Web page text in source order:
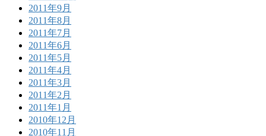
2011年9月
2011年8月
2011年7月
2011年6月
2011年5月
2011年4月
2011年3月
2011年2月
2011年1月
2010年12月
2010年11月